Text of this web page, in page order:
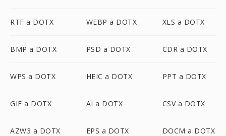
RTF a DOTX WEBP a DOTX XLS a DOTX
BMP a DOTX PSD a DOTX CDR a DOTX
WPS a DOTX HEIC a DOTX PPT a DOTX
GIF a DOTX AI a DOTX CSV a DOTX
AZW3 a DOTX EPS a DOTX DOCM a DOTX